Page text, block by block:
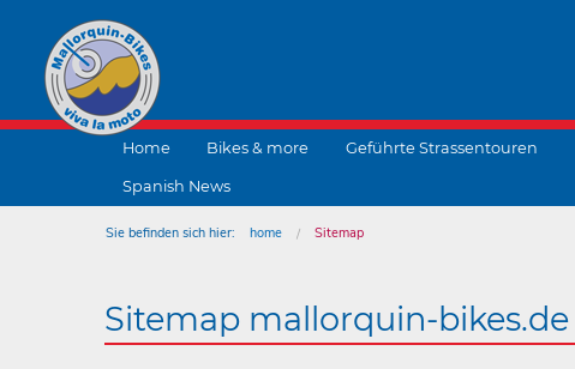
Home Bikes & more Geführte Strassentouren
Spanish News
Sie befinden sich hier: home
Sitemap
Sitemap mallorquin-bikes.de